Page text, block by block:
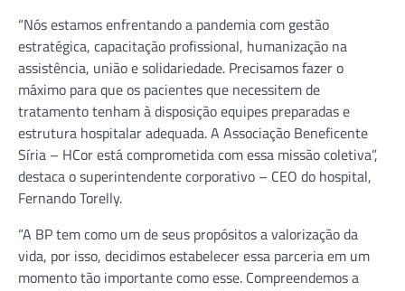
“Nós estamos enfrentando a pandemia com gestão
estratégica, capacitação profissional, humanização na
assistência, união e solidariedade. Precisamos fazer o
máximo para que os pacientes que necessitem de
tratamento tenham à disposição equipes preparadas e
estrutura hospitalar adequada. A Associação Beneficente
Síria – HCor está comprometida com essa missão coletiva”,
destaca o superintendente corporativo – CEO do hospital,
Fernando Torelly.
“A BP tem como um de seus propósitos a valorização da
vida, por isso, decidimos estabelecer essa parceria em um
momento tão importante como esse. Compreendemos a